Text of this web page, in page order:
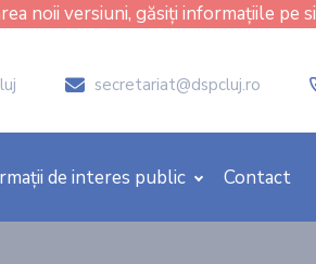
noii versiuni, găsiți informațiile pe
icon
secretariat@dspcluj.ro
de interes public Contact